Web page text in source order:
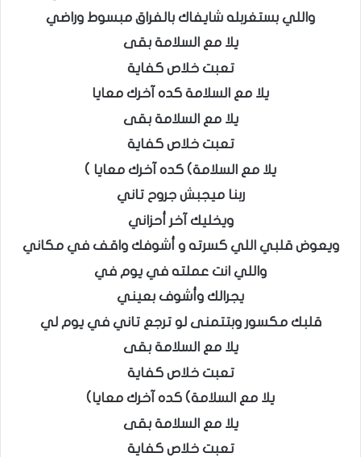
واللي بستغربله شايفاك بالفراق مبسوط وراضي
يلا مع السلامة بقى
تعبت خلاص كفاية
يلا مع السلامة كده آخرك معايا
يلا مع السلامة بقى
تعبت خلاص كفاية
يلا مع السلامة) كده آخرك معايا )
ربنا ميجبش جروح تاني
ويخليك آخر أحزاني
ويعوض قلبي اللي كسرته و أشوفك واقف في مكاني
واللي انت عملته في يوم في
يجرالك وأشوف بعيني
قلبك مكسور وبتتمنى لو ترجع تاني في يوم لي
يلا مع السلامة بقى
تعبت خلاص كفاية
يلا مع السلامة) كده آخرك معايا)
يلا مع السلامة بقى
تعبت خلاص كفاية